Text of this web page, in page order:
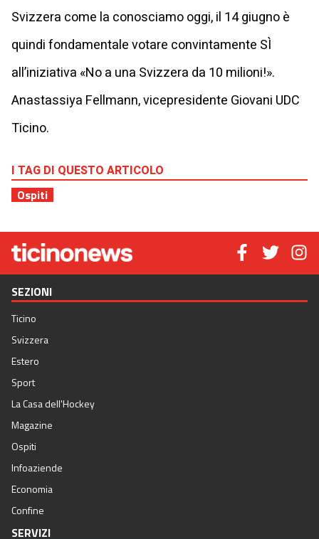
Svizzera come la conosciamo oggi, il 14 giugno è
quindi fondamentale votare convintamente SÌ
all’iniziativa «No a una Svizzera da 10 milioni!».
Anastassiya Fellmann, vicepresidente Giovani UDC
Ticino.
I TAG DI QUESTO ARTICOLO
Ospiti
SEZIONI
Ticino
Svizzera
Estero
Sport
La Casa dell'Hockey
Magazine
Ospiti
Infoaziende
Economia
Confine
SERVIZI